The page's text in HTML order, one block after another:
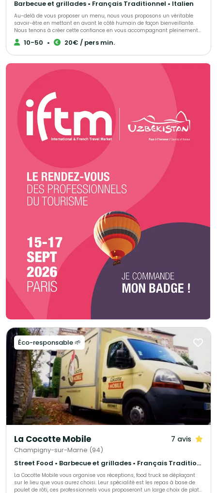
Barbecue et grillades • Français Traditionnel • Italien
Au-delà de vous proposer un menu, nous vous proposons un véritable
savoir-être en mettant en avant le côté humain de façon bienveillante.
Nous tenons à créer cette confiance en vous accompagnant pleinement
afin que vous puissiez être sereins le jour de réception. Il est
indispensable que vous vous sentiez écoutés et dirigés si nécessaire. Ces
10-50 • 20€ / pers min.
Éco-responsable 🌱
La Cocotte Mobile 7 avis
Champigny-sur-Marne (94)
Street Food • Barbecue et grillades • Français Traditionnel
La Cocotte Mobile vous organise vos réceptions, food truck se déplaçant
sur le lieu que vous aurez choisi. Leur spécialité est les repas à base de
poulet de rôti, ces professionnels vous proposeront un large choix de plats,